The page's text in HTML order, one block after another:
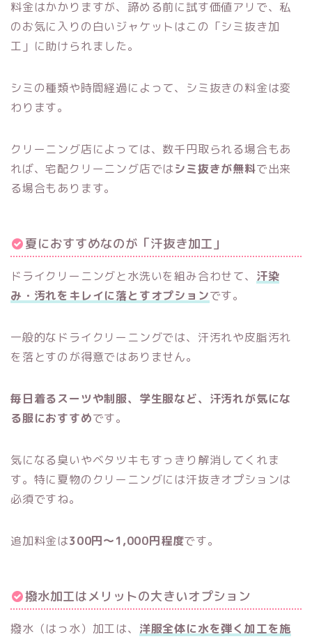
料金はかかりますが、諦める前に試す価値アリで、私
のお気に入りの白いジャケットはこの「シミ抜き加
工」に助けられました。
シミの種類や時間経過によって、シミ抜きの料金は変
わります。
クリーニング店によっては、数千円取られる場合もあ
れば、宅配クリーニング店ではシミ抜きが無料で出来
る場合もあります。
夏におすすめなのが「汗抜き加工」
ドライクリーニングと水洗いを組み合わせて、 汗染
み・汚れをキレイに落とすオプションです。
一般的なドライクリーニングでは、汗汚れや皮脂汚れ
を落とすのが得意ではありません。
毎日着るスーツや制服、学生服など、汗汚れが気にな
る服におすすめです。
気になる臭いやベタツキもすっきり解消してくれま
す。特に夏物のクリーニングには汗抜きオプションは
必須ですね。
追加料金は300円～1,000円程度です。
撥水加工はメリットの大きいオプション
撥水（はっ水）加工は、 洋服全体に水を弾く加工を施